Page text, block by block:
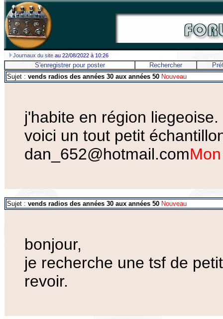
Journaux du site au 22/08/2022 à 10:26
S'enregistrer pour poster Rechercher
Sujet : vends radios des années 30 aux années 50 Nouveau
j'habite en région liegeoise.
voici un tout petit
dan_652@hotmail.com
Sujet : vends radios des années 30 aux années 50 Nouveau
bonjour,
je recherche une tsf de
revoir.